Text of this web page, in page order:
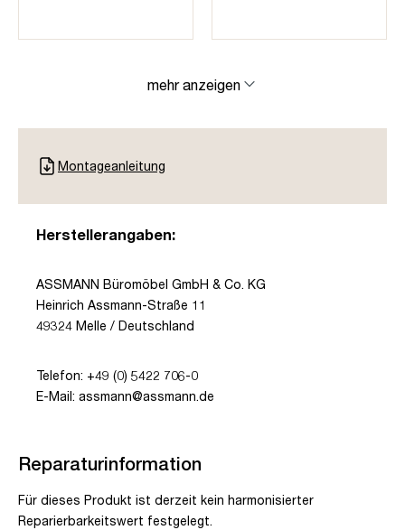
mehr anzeigen
Montageanleitung
Herstellerangaben:
ASSMANN Büromöbel GmbH & Co. KG
Heinrich Assmann-Straße 11
49324 Melle / Deutschland
Telefon: +49 (0) 5422 706-0
E-Mail: assmann@assmann.de
Reparaturinformation
Für dieses Produkt ist derzeit kein harmonisierter
Reparierbarkeitswert festgelegt.